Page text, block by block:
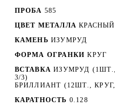
ПРОБА 585
ЦВЕТ МЕТАЛЛА
КАМЕНЬ ИЗУМРУД
ФОРМА ОГРАНКИ КРУГ
ВСТАВКА ИЗУМРУД (1ШТ.,
3/3)
БРИЛЛИАНТ (12ШТ., КРУГ,
КАРАТНОСТЬ 0.128